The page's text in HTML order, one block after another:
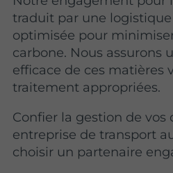
traduit par une
optimisée pour
carbone. Nous assurons
efficace de ces matières
traitement appropriées.
Confier la gestion de vos
entreprise de transport
choisir un partenaire